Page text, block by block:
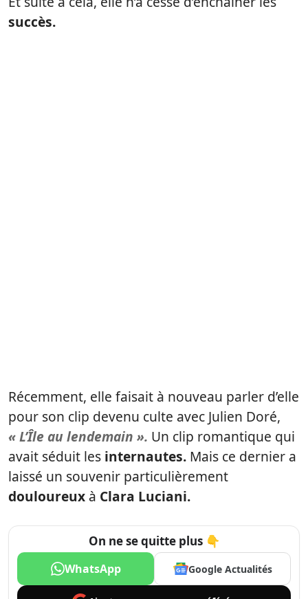
succès.
Récemment, elle faisait à nouveau parler d’elle
pour son clip devenu culte avec Julien Doré,
« L’Île au lendemain ». Un clip romantique qui
avait séduit les internautes. Mais ce dernier a
laissé un souvenir particulièrement
douloureux à Clara Luciani.
On ne se quitte plus 👇
WhatsApp Google Actualités